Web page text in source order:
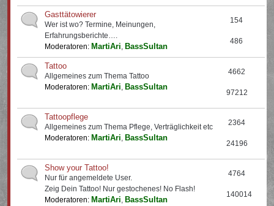
Gasttätowierer
Wer ist wo? Termine, Meinungen,
Erfahrungsberichte….
Moderatoren: MartiAri, BassSultan
154
486
Tattoo
Allgemeines zum Thema Tattoo
Moderatoren: MartiAri, BassSultan
4662
97212
Tattoopflege
Allgemeines zum Thema Pflege, Verträglichkeit etc
Moderatoren: MartiAri, BassSultan
2364
24196
Show your Tattoo!
Nur für angemeldete User.
Zeig Dein Tattoo! Nur gestochenes! No Flash!
Moderatoren: MartiAri, BassSultan
4764
140014